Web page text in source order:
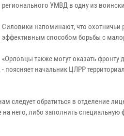
регионального УМВД в одну из
Силовики напоминают, что охотничьи
эффективным способом борьбы с
«Орловцы также могут оказать
начальник ЦЛРР
следует обратиться в отделение
него, либо заполнить